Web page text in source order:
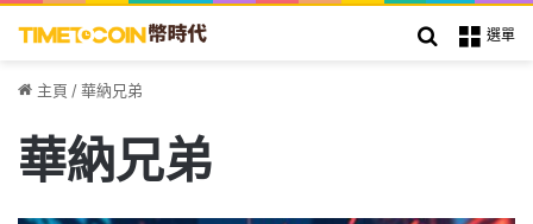
選單
搜索
主頁 /華納兄弟
華納兄弟